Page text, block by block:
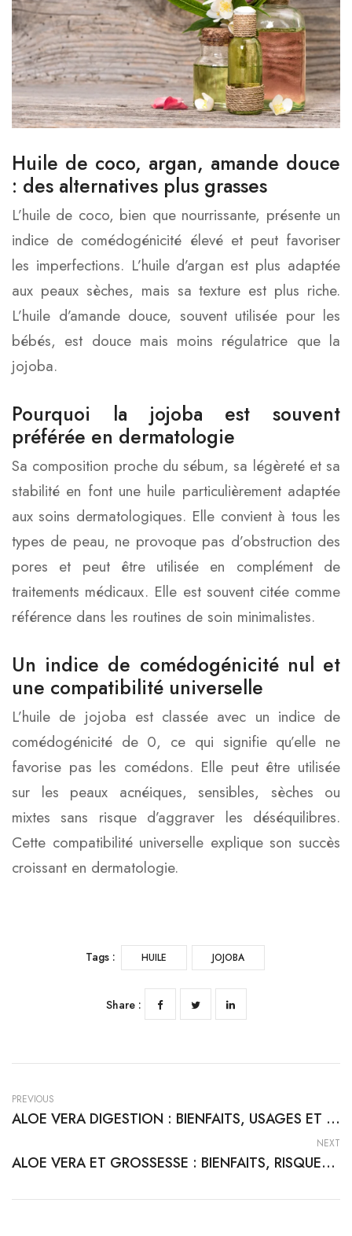
Huile de coco, argan, amande douce
: des alternatives plus grasses
L’huile de coco, bien que nourrissante, présente un
indice de comédogénicité élevé et peut favoriser
les imperfections. L’huile d’argan est plus adaptée
aux peaux sèches, mais sa texture est plus riche.
L’huile d’amande douce, souvent utilisée pour les
bébés, est douce mais moins régulatrice que la
jojoba.
Pourquoi la jojoba est souvent
préférée en dermatologie
Sa composition proche du sébum, sa légèreté et sa
stabilité en font une huile particulièrement adaptée
aux soins dermatologiques. Elle convient à tous les
types de peau, ne provoque pas d’obstruction des
pores et peut être utilisée en complément de
traitements médicaux. Elle est souvent citée comme
référence dans les routines de soin minimalistes.
Un indice de comédogénicité nul et
une compatibilité universelle
L’huile de jojoba est classée avec un indice de
comédogénicité de 0, ce qui signifie qu’elle ne
favorise pas les comédons. Elle peut être utilisée
sur les peaux acnéiques, sensibles, sèches ou
mixtes sans risque d’aggraver les déséquilibres.
Cette compatibilité universelle explique son succès
croissant en dermatologie.
Tags : HUILE JOJOBA
Share :
PREVIOUS
ALOE VERA DIGESTION : BIENFAITS, USAGES ET PRÉCAUTIONS
NEXT
ALOE VERA ET GROSSESSE : BIENFAITS, RISQUES ET USAGES RECOMMANDÉS